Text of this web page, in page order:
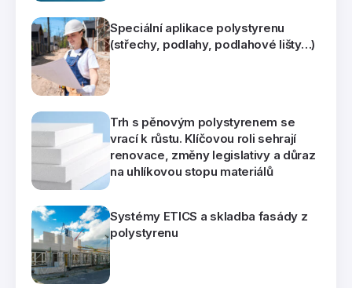
Speciální aplikace polystyrenu
(střechy, podlahy, podlahové lišty…)
Trh s pěnovým polystyrenem se
vrací k růstu. Klíčovou roli sehrají
renovace, změny legislativy a důraz
na uhlíkovou stopu materiálů
Systémy ETICS a skladba fasády z
polystyrenu